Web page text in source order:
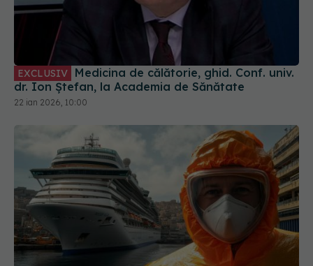
EXCLUSIV
dr. Ion Ștefan, la Academia de Sănătate
22 ian 2026, 10:00